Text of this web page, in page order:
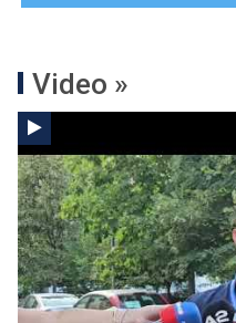
Video »